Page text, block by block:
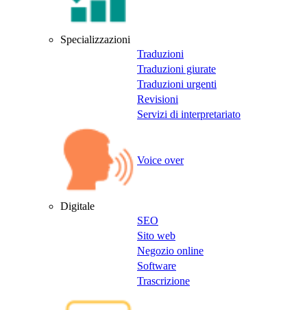
Specializzazioni
Traduzioni
Traduzioni giurate
Traduzioni urgenti
Revisioni
Servizi di interpretariato
Voice over
Digitale
SEO
Sito web
Negozio online
Software
Trascrizione